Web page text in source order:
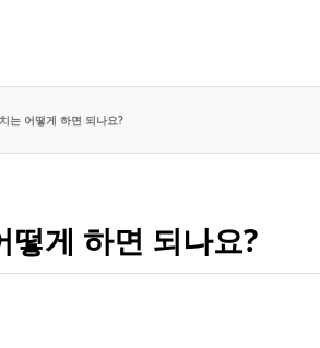
는 어떻게 하면 되나요?
게 하면 되나요?